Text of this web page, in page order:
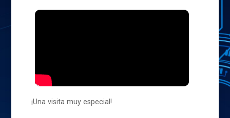
¡Una visita muy especial!